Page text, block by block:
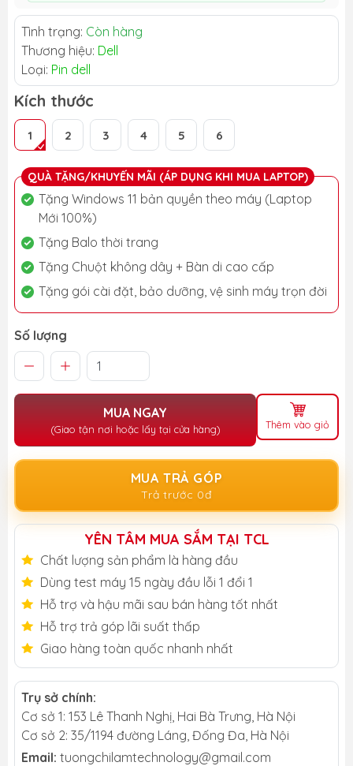
Tình trạng: Còn hàng
Thương hiệu: Dell
Loại: Pin dell
Kích thước
1 2 3 4 5 6
QUÀ TẶNG/KHUYẾN MÃI (ÁP DỤNG KHI MUA LAPTOP)
Tặng Windows 11 bản quyền theo máy (Laptop
Mới 100%)
Tặng Balo thời trang
Tặng Chuột không dây + Bàn di cao cấp
Tặng gói cài đặt, bảo dưỡng, vệ sinh máy trọn đời
Số lượng
MUA NGAY
(Giao tận nơi hoặc lấy tại cửa hàng) Thêm vào giỏ
MUA TRẢ GÓP
Trả trước 0đ
YÊN TÂM MUA SẮM TẠI TCL
Chất lượng sản phẩm là hàng đầu
Dùng test máy 15 ngày đầu lỗi 1 đổi 1
Hỗ trợ và hậu mãi sau bán hàng tốt nhất
Hỗ trợ trả góp lãi suất thấp
Giao hàng toàn quốc nhanh nhất
Trụ sở chính:
Cơ sở 1: 153 Lê Thanh Nghị, Hai Bà Trưng, Hà Nội
Cơ sở 2: 35/1194 đường Láng, Đống Đa, Hà Nội
Email: tuongchilamtechnology@gmail.com